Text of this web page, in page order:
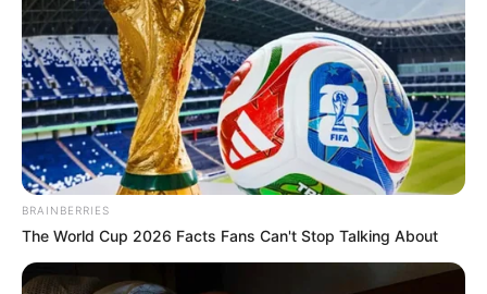
ΔΗΜΟΦΙΛΗ ΑΡΘΡΑ
BRAINBERRIES
The World Cup 2026 Facts Fans Can't Stop Talking About